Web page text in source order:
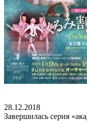
28.12.2018
Завершилась серия